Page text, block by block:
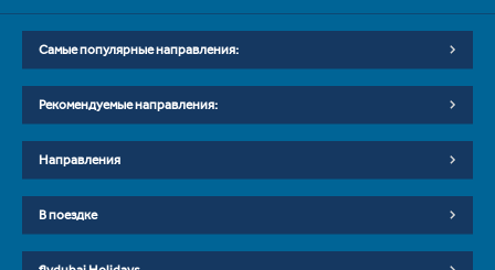
Самые популярные направления:
Рекомендуемые направления:
Направления
В поездке